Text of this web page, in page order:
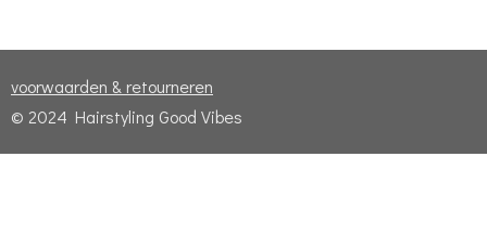
voorwaarden & retourneren
© 2024 Hairstyling Good Vibes